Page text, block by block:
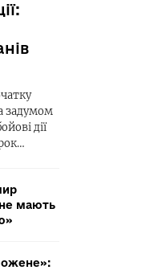
задумом
дії
мають